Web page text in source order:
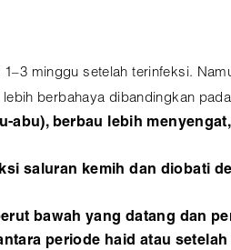
minggu setelah terinfeksi.
berbahaya dibandingkan
berbau lebih
saluran kemih dan diobati
bawah yang datang dan
periode haid atau